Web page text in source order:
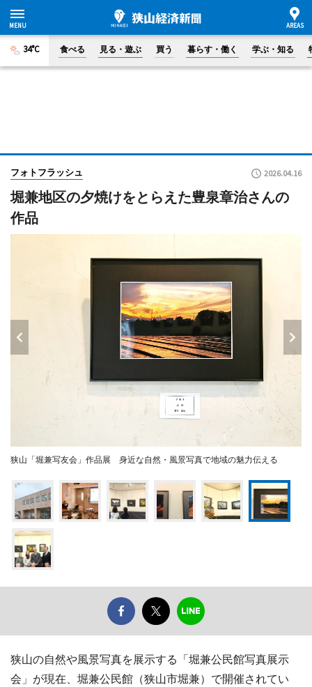
34°C 食べる 見る・遊ぶ 買う 暮らす・働く 学ぶ・知る
フォトフラッシュ 2026.04.16
堀兼地区の夕焼けをとらえた豊泉章治さんの
作品
狭山「堀兼写友会」作品展 身近な自然・風景写真で地域の魅力伝える
狭山の自然や風景写真を展示する「堀兼公民館写真展示
会」が現在、堀兼公民館（狭山市堀兼）で開催されてい